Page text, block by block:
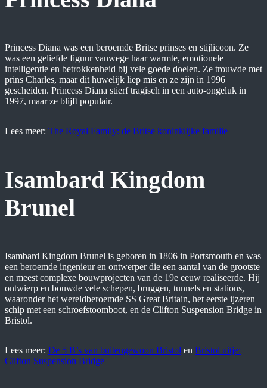
Princess Diana was een beroemde Britse prinses en stijlicoon. Ze
was een geliefde figuur vanwege haar warmte, emotionele
intelligentie en betrokkenheid bij vele goede doelen. Ze trouwde met
prins Charles, maar dit huwelijk liep mis en ze zijn in 1996
gescheiden. Princess Diana stierf tragisch in een auto-ongeluk in
1997, maar ze blijft populair.
Lees meer: The Royal Family: de Britse koninklijke familie
Isambard Kingdom
Brunel
Isambard Kingdom Brunel is geboren in 1806 in Portsmouth en was
een beroemde ingenieur en ontwerper die een aantal van de grootste
en meest complexe bouwprojecten van de 19e eeuw realiseerde. Hij
ontwierp en bouwde vele schepen, bruggen, tunnels en stations,
waaronder het wereldberoemde SS Great Britain, het eerste ijzeren
schip met een schroefstoomboot, en de Clifton Suspension Bridge in
Bristol.
Lees meer: De 5 B’s van buitengewoon Bristol en Bristol uitje:
Clifton Suspension Bridge